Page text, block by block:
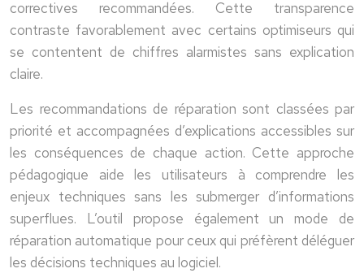
correctives recommandées. Cette transparence
contraste favorablement avec certains optimiseurs qui
se contentent de chiffres alarmistes sans explication
claire.
Les recommandations de réparation sont classées par
priorité et accompagnées d’explications accessibles sur
les conséquences de chaque action. Cette approche
pédagogique aide les utilisateurs à comprendre les
enjeux techniques sans les submerger d’informations
superflues. L’outil propose également un mode de
réparation automatique pour ceux qui préfèrent déléguer
les décisions techniques au logiciel.